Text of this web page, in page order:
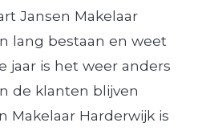
Jansen Makelaar
lang bestaan en weet
jaar is het weer anders
de klanten blijven
Makelaar Harderwijk is